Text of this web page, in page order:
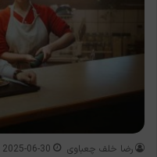
رضا خلف چعباوی 2025-06-30